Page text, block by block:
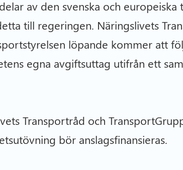
av den svenska och europeiska
till regeringen. Näringslivets
löpande kommer att
egna avgiftsuttag utifrån ett
Transportråd och
bör anslagsfinansieras.